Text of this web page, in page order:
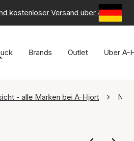
kostenloser Versand über 49 € -
Brands Outlet Über A-
- alle Marken bei A-Hjort